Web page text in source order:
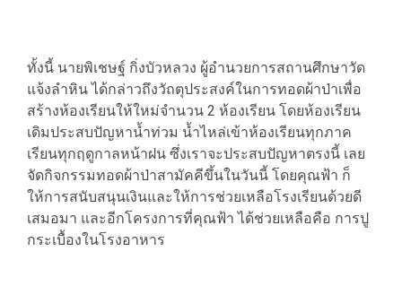
ทั้งนี้ นายพิเชษฐ์ กิ่งบัวหลวง ผู้อำนวยการสถานศึกษาวัด
แจ้งลำหิน ได้กล่าวถึงวัถตุประสงค์ในการทอดผ้าป่าเพื่อ
สร้างห้องเรียนให้ใหม่จำนวน 2 ห้องเรียน โดยห้องเรียน
เดิมประสบปัญหาน้ำท่วม น้ำไหล่เข้าห้องเรียนทุกภาค
เรียนทุกฤดูกาลหน้าฝน ซึ่งเราจะประสบปัญหาตรงนี้ เลย
จัดกิจกรรมทอดผ้าป่าสามัคคีขึ้นในวันนี้ โดยคุณฟ้า ก็
ให้การสนับสนุนเงินและให้การช่วยเหลือโรงเรียนด้วยดี
เสมอมา และอีกโครงการที่คุณฟ้า ได้ช่วยเหลือคือ การปู
กระเบื้องในโรงอาหาร